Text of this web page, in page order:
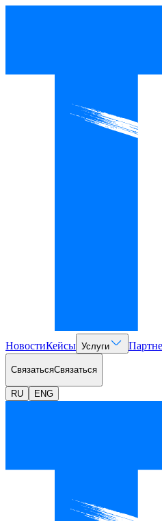
НовостиКейсы Услуги
СвязатьсяСвязаться
RU ENG